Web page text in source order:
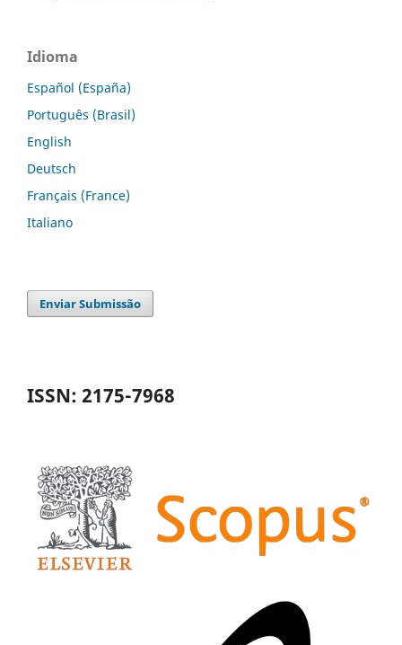
Idioma
Español (España)
Português (Brasil)
English
Deutsch
Français (France)
Italiano
Enviar Submissão
ISSN: 2175-7968